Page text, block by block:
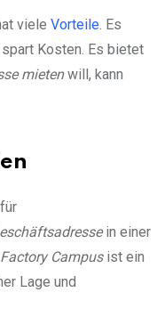
viele Vorteile. Es
Kosten. Es bietet
mietenwill, kann
in einer
Factory Campusist ein
Lage und